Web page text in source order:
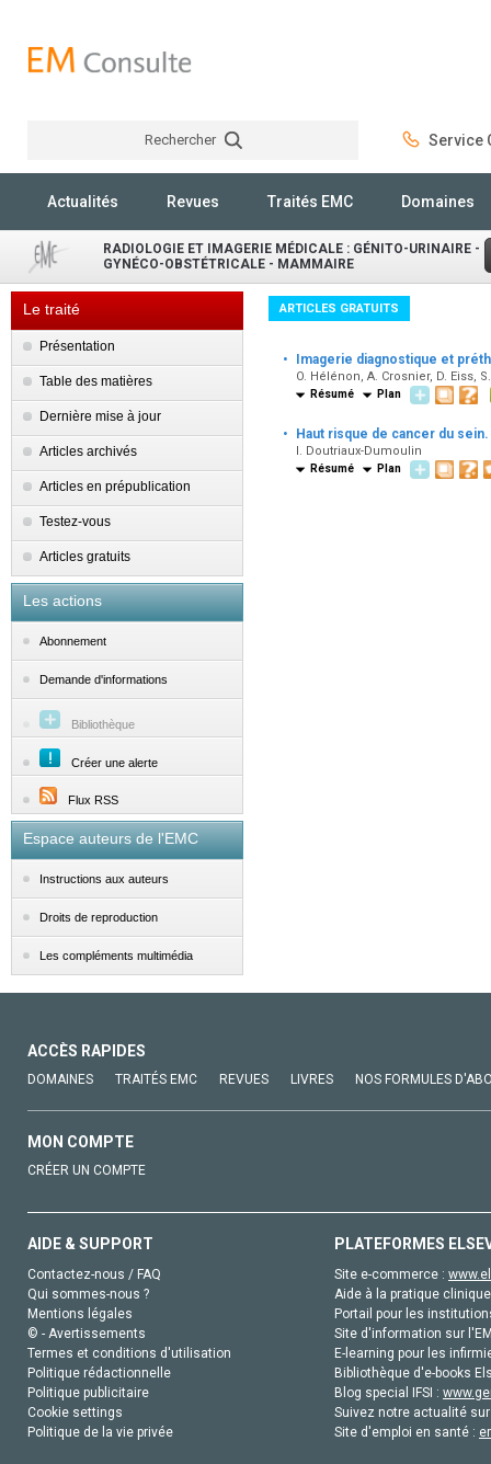
Rechercher Service
Actualités Revues Traités EMC Domaines
RADIOLOGIE ET IMAGERIE MÉDICALE : GÉNITO-URINAIRE -
GYNÉCO-OBSTÉTRICALE - MAMMAIRE
Le traité
Présentation
Table des matières
Dernière mise à jour
Articles archivés
Articles en prépublication
Testez-vous
Articles gratuits
Les actions
Abonnement
Demande d'informations
Bibliothèque
Créer une alerte
Flux RSS
Espace auteurs de l'EMC
Instructions aux auteurs
Droits de reproduction
Les compléments multimédia
ARTICLES GRATUITS
· Imagerie diagnostique et
O. Hélénon, A. Crosnier, D. Eiss,
Résumé Plan
· Haut risque de cancer du
I. Doutriaux-Dumoulin
Résumé Plan
ACCÈS RAPIDES
DOMAINES TRAITÉS EMC REVUES LIVRES NOS FORMULES
MON COMPTE
CRÉER UN COMPTE
AIDE & SUPPORT
Contactez-nous / FAQ
Qui sommes-nous ?
Mentions légales
© - Avertissements
Termes et conditions d'utilisation
Politique rédactionnelle
Politique publicitaire
Cookie settings
Politique de la vie privée
PLATEFORMES
Site e-commerce :
Aide à la pratique
Portail pour les
Site d'information sur
E-learning pour les
Bibliothèque d'e-books
Blog special IFSI :
Suivez notre actualité
Site d'emploi en santé :